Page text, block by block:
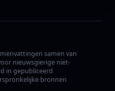
samen van
nieuwsgierige niet-
in gepubliceerd
bronnen